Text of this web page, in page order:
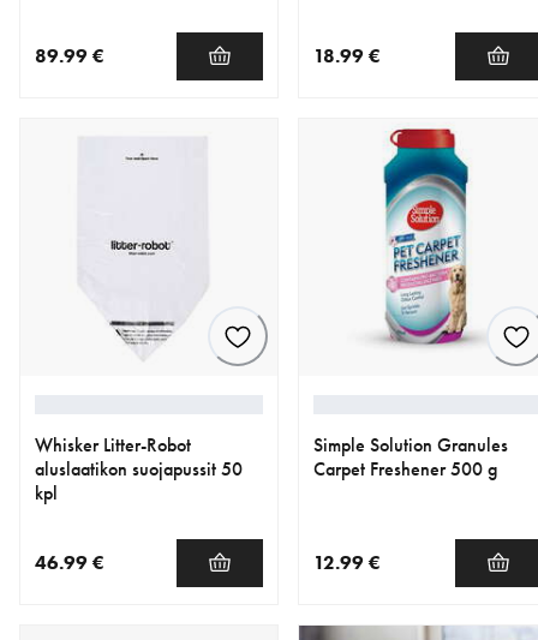
89.99 € 18.99 €
Whisker Litter-Robot
aluslaatikon suojapussit 50
kpl
46.99 €
Simple Solution Granules
Carpet Freshener 500 g
12.99 €